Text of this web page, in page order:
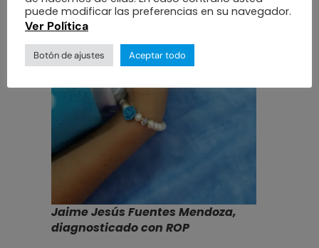
Jaime Jesús Fuentes Mendoza,
diagnosticado con ROP
puede modificar las preferencias en su navegador.
Ver Política
Botón de ajustes Aceptar todo